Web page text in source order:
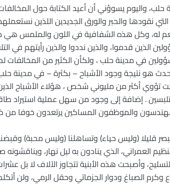
واليوم يسوؤني أن أعيد الكتابة حول
نقودها والحبر والورق الجديدين اللذين
له، وكل هذه الشفافية في اللون والملمس هي
قدموا، والذين نددوا والذين رأيتهم في
في مدينة حلب ، ولكأن الكثير من
هو نتيجة وجود الأشباح – بكثرة – في مدينة
أصبحت تؤوي أكثر من مليوني شخص ، هؤلاء
. إضافة إلى وجود من سهل عملية استيراد
والموظفون المساكين يرتعدون خوفا من
قليلا (وليس حياء) وتساهلنا (وليس محبة)
العمراني، الذي ينادون به ليل نهار،
وأصبحت هذه الأبنية تتجاوز الآلاف لا بل
الصباغ ودوار الجزماتي وحقل الرمي، ولن